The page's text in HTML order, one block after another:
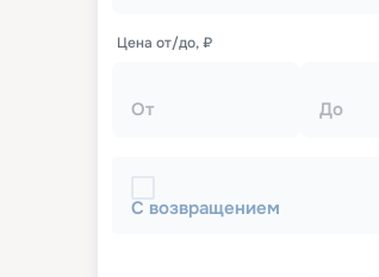
Цена от/до, ₽
От До
С возвращением